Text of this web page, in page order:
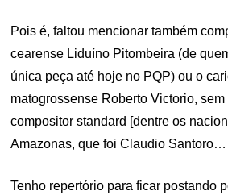
Pois é, faltou mencionar também
cearense Liduíno Pitombeira (de
única peça até hoje no PQP) ou o
matogrossense Roberto Victorio, sem
compositor standard [dentre os
Amazonas, que foi Claudio Santoro…
Tenho repertório para ficar postando